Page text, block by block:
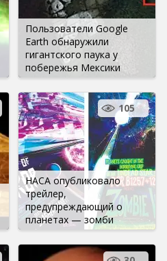
Пользователи Google
Earth обнаружили
гигантского паука у
побережья Мексики
НАСА опубликовало
трейлер,
предупреждающий о
планетах — зомби
105